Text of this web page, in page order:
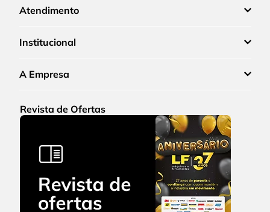
Atendimento
Institucional
A Empresa
Revista de Ofertas